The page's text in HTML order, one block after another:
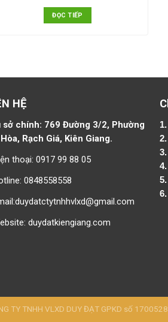
ĐỌC TIẾP
HỆ
sở chính: 769 Đường 3/2, Phường
Rạch Giá, Kiên Giang.
thoại: 0917 99 88 05
0848558558
duydatkiengiang.com
TY TNHH VLXD DUY ĐẠT GPKD số